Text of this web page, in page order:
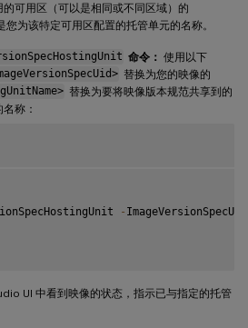
可用区（可以是相同或不同区域）的
您为该特定可用区配置的托管单元的名称。
命令： 使用以下
替换为您的映像的
替换为要将映像版本规范共享到的
称：
-
UI 中看到映像的状态，指示已与指定的托管